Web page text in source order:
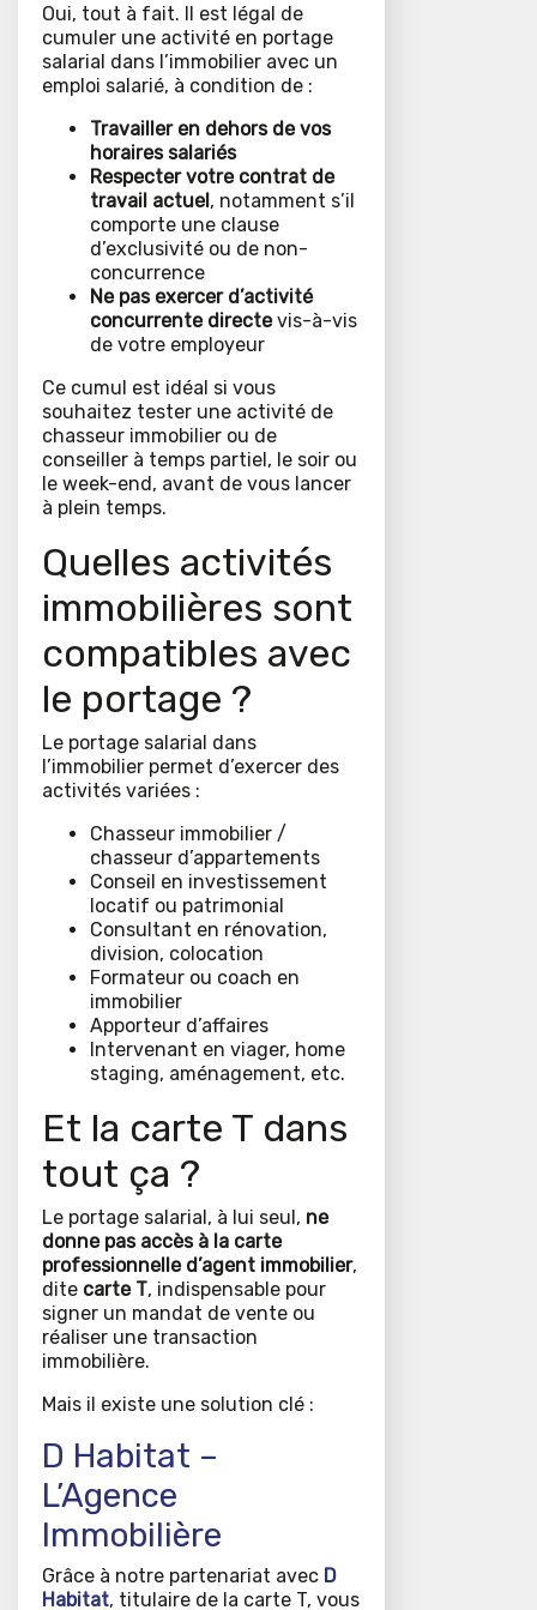
Oui, tout à fait. Il est légal de
cumuler une activité en portage
salarial dans l’immobilier avec un
emploi salarié, à condition de :
Travailler en dehors de vos
horaires salariés
Respecter votre contrat de
travail actuel, notamment s’il
comporte une clause
d’exclusivité ou de non-
concurrence
Ne pas exercer d’activité
concurrente directevis-à-vis
de votre employeur
Ce cumul est idéal si vous
souhaitez tester une activité de
chasseur immobilier ou de
conseiller à temps partiel, le soir ou
le week-end, avant de vous lancer
à plein temps.
Quelles activités
immobilières sont
compatibles avec
le portage ?
Le portage salarial dans
l’immobilier permet d’exercer des
activités variées :
Chasseur immobilier /
chasseur d’appartements
Conseil en investissement
locatif ou patrimonial
Consultant en rénovation,
division, colocation
Formateur ou coach en
immobilier
Apporteur d’affaires
Intervenant en viager, home
staging, aménagement, etc.
Et la carte T dans
tout ça ?
Le portage salarial, à lui seul, ne
donne pas accès à la carte
professionnelle d’agent immobilier,
dite carte T, indispensable pour
signer un mandat de vente ou
réaliser une transaction
immobilière.
Mais il existe une solution clé :
D Habitat –
L’Agence
Immobilière
Grâce à notre partenariat avec D
Habitat, titulaire de la carte T, vous